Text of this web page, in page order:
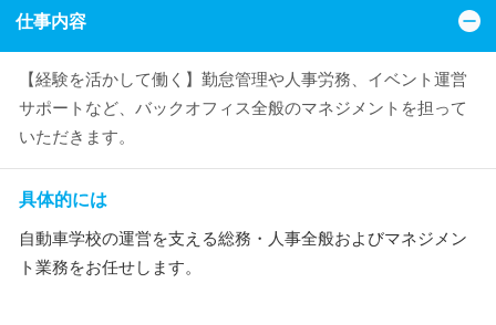
仕事内容
【経験を活かして働く】勤怠管理や人事労務、イベント運営
サポートなど、バックオフィス全般のマネジメントを担って
いただきます。
具体的には
自動車学校の運営を支える総務・人事全般およびマネジメン
ト業務をお任せします。